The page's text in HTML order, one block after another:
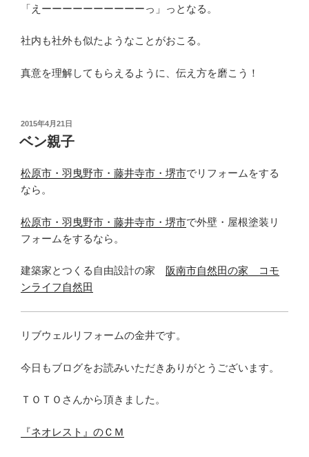
「えーーーーーーーーーーっ」っとなる。
社内も社外も似たようなことがおこる。
真意を理解してもらえるように、伝え方を磨こう！
投
2015年4月21日
ベン親子
松原市・羽曳野市・藤井寺市・堺市でリフォームをする
なら。
松原市・羽曳野市・藤井寺市・堺市で外壁・屋根塗装リ
フォームをするなら。
建築家とつくる自由設計の家 阪南市自然田の家 コモ
ンライフ自然田
リブウェルリフォームの金井です。
今日もブログをお読みいただきありがとうございます。
ＴＯＴＯさんから頂きました。
『ネオレスト』のＣＭ